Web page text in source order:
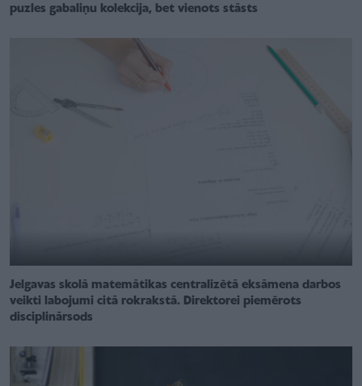
puzles gabaliņu kolekcija, bet vienots stāsts
Jelgavas skolā matemātikas centralizētā eksāmena darbos
veikti labojumi citā rokrakstā. Direktorei piemērots
disciplinārsods